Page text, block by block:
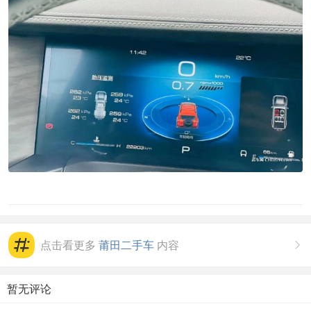

点击看更多 莆田二手车 内容
暂无评论